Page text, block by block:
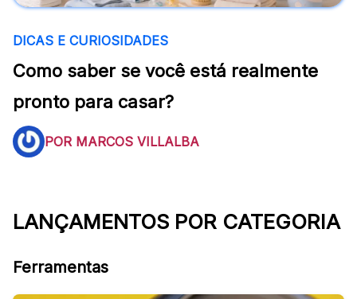
DICAS E CURIOSIDADES
Como saber se você está realmente
pronto para casar?
POR MARCOS VILLALBA
LANÇAMENTOS POR CATEGORIA
Ferramentas